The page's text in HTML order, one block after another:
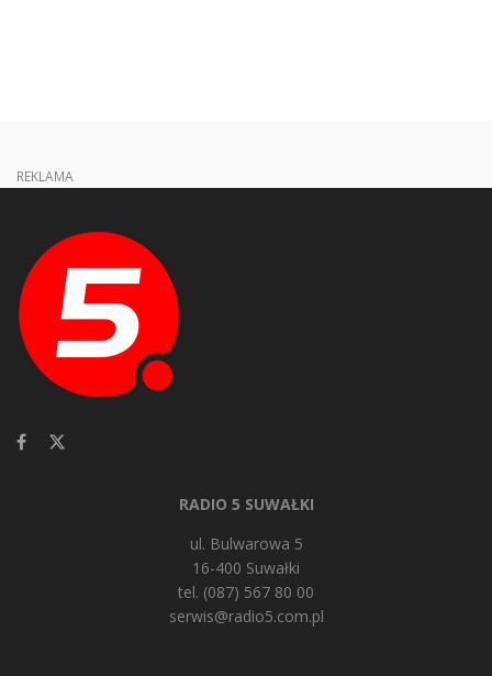
REKLAMA
RADIO 5 SUWAŁKI
ul. Bulwarowa 5
16-400 Suwałki
tel. (087) 567 80 00
serwis@radio5.com.pl